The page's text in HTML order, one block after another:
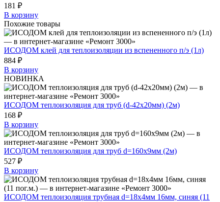
181 ₽
В корзину
Похожие товары
ИСОДОМ клей для теплоизоляции из вспененного п/э (1л)
884 ₽
В корзину
НОВИНКА
ИСОДОМ теплоизоляция для труб (d-42х20мм) (2м)
168 ₽
В корзину
ИСОДОМ теплоизоляция для труб d=160х9мм (2м)
527 ₽
В корзину
ИСОДОМ теплоизоляция трубная d=18х4мм 16мм, синяя (11